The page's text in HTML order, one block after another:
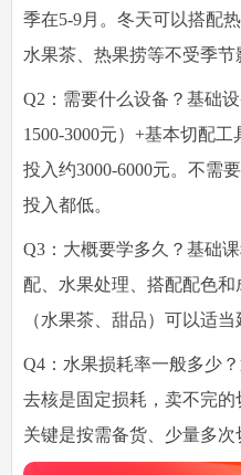
季在5-9月。冬天可以搭配
水果茶、热果捞等不受季节
Q2：需要什么设备？ 基础
1500-3000元）+基本切配
投入约3000-6000元。不需
投入都低。
Q3：大概要学多久？ 基础
配、水果处理、搭配配色
（水果茶、甜品）可以适当
Q4：水果损耗率一般多少？
去核是固定损耗，卖不完
关键是按需备货、少量多次